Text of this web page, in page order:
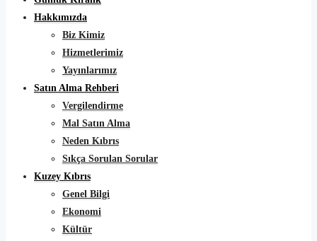
Hakkımızda
Biz Kimiz
Hizmetlerimiz
Yayınlarımız
Satın Alma Rehberi
Vergilendirme
Mal Satın Alma
Neden Kıbrıs
Sıkça Sorulan Sorular
Kuzey Kıbrıs
Genel Bilgi
Ekonomi
Kültür